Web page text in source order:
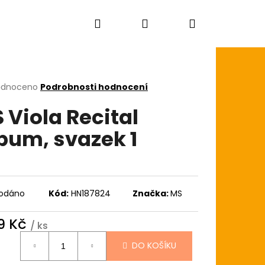
Hledat PřihlášeníNákupní
Podrobnosti hodnocení
Viola Recital
svazek 1
Kód: HN187824 Značka:MS
Kč / ks
DO KOŠÍKU
SKIN+ COATED